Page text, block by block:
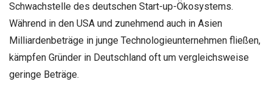
Schwachstelle des deutschen Start-up-Ökosystems.
Während in den USA und zunehmend auch in Asien
Milliardenbeträge in junge Technologieunternehmen fließen,
kämpfen Gründer in Deutschland oft um vergleichsweise
geringe Beträge.